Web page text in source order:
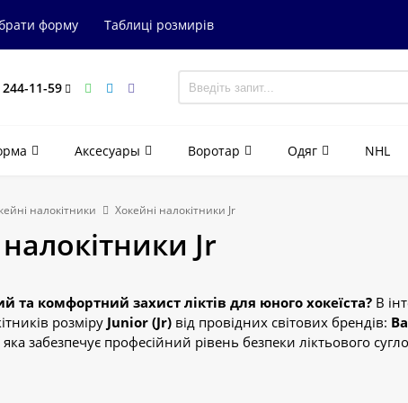
форму Таблиці розмирів
244-11-59
Аксесуары Воротар Одяг NHL
налокітники Хокейні налокітники Jr
Jr
та комфортний захист ліктів для юного хокеїста? В
розміру Junior (Jr) від провідних світових брендів:
забезпечує професійний рівень безпеки ліктьового
— це запорука впевненості дитини на льоду. У нашому